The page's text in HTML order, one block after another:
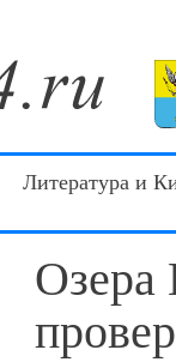
Литература и
Озера